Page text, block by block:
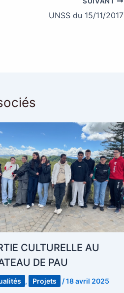
UNSS du 15/11/2017
CULTURELLE AU
DE PAU
, Projets /18 avril 2025